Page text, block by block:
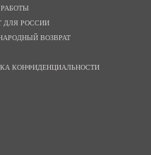
ДЛЯ РОССИИ
ВОЗВРАТ
КОНФИДЕНЦИАЛЬНОСТИ